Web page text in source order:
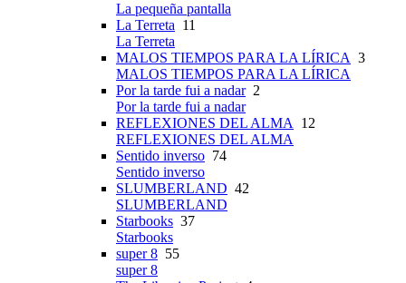
La pequeña pantalla
La Terreta 11
La Terreta
MALOS TIEMPOS PARA LA LÍRICA 3
MALOS TIEMPOS PARA LA LÍRICA
Por la tarde fui a nadar2
Por la tarde fui a nadar
REFLEXIONES DEL ALMA
12
REFLEXIONES DEL ALMA
Sentido inverso 74
Sentido inverso
SLUMBERLAND 42
SLUMBERLAND
Starbooks 37
Starbooks
super 8 55
super 8